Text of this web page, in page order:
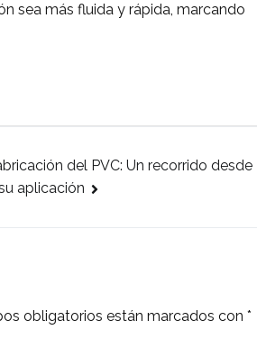
sea más fluida y rápida, marcando
del PVC: Un recorrido desde
aplicación
obligatorios están marcados con *